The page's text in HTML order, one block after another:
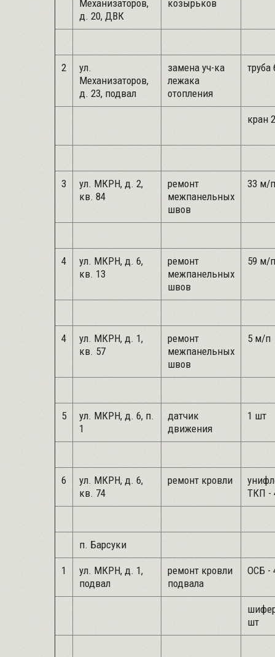
Механизаторов,
д. 20, ДВК
козырьков
2
ул.
Механизаторов,
д. 23, подвал
замена уч-ка
лежака
отопления
труба
кран
3
ул. МКРН, д. 2,
кв. 84
ремонт
межпанельных
швов
33 м/п
4
ул. МКРН, д. 6,
кв. 13
ремонт
межпанельных
швов
59 м/п
4
ул. МКРН, д. 1,
кв. 57
ремонт
межпанельных
швов
5 м/п
5
ул. МКРН, д. 6, п.
1
датчик
движения
1 шт
6
ул. МКРН, д. 6,
кв. 74
ремонт кровли
ТКП -
п. Барсуки
1
ул. МКРН, д. 1,
подвал
ремонт кровли
подвала
ОСБ -
шт